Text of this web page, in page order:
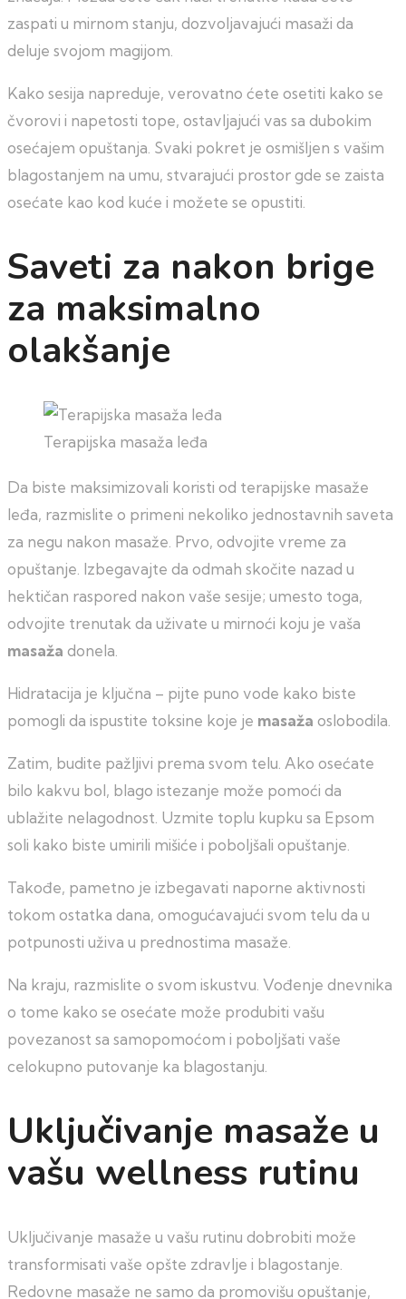
zaspati u mirnom stanju, dozvoljavajući masaži da
deluje svojom magijom.
Kako sesija napreduje, verovatno ćete osetiti kako se
čvorovi i napetosti tope, ostavljajući vas sa dubokim
osećajem opuštanja. Svaki pokret je osmišljen s vašim
blagostanjem na umu, stvarajući prostor gde se zaista
osećate kao kod kuće i možete se opustiti.
Saveti za nakon brige
za maksimalno
olakšanje
Terapijska masaža leđa
Da biste maksimizovali koristi od terapijske masaže
leđa, razmislite o primeni nekoliko jednostavnih saveta
za negu nakon masaže. Prvo, odvojite vreme za
opuštanje. Izbegavajte da odmah skočite nazad u
hektičan raspored nakon vaše sesije; umesto toga,
odvojite trenutak da uživate u mirnoći koju je vaša
masaža donela.
Hidratacija je ključna – pijte puno vode kako biste
pomogli da ispustite toksine koje je masaža oslobodila.
Zatim, budite pažljivi prema svom telu. Ako osećate
bilo kakvu bol, blago istezanje može pomoći da
ublažite nelagodnost. Uzmite toplu kupku sa Epsom
soli kako biste umirili mišiće i poboljšali opuštanje.
Takođe, pametno je izbegavati naporne aktivnosti
tokom ostatka dana, omogućavajući svom telu da u
potpunosti uživa u prednostima masaže.
Na kraju, razmislite o svom iskustvu. Vođenje dnevnika
o tome kako se osećate može produbiti vašu
povezanost sa samopomoćom i poboljšati vaše
celokupno putovanje ka blagostanju.
Uključivanje masaže u
vašu wellness rutinu
Uključivanje masaže u vašu rutinu dobrobiti može
transformisati vaše opšte zdravlje i blagostanje.
Redovne masaže ne samo da promovišu opuštanje,